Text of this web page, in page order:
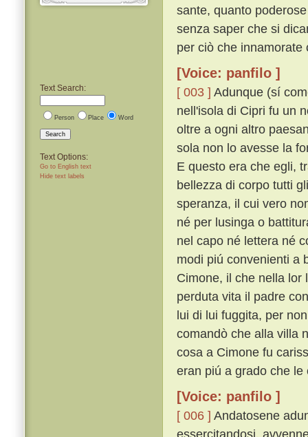
Text Search:
Person Place Word
Search
Text Options:
Go to English text
Hide text labels
sante, quanto
senza saper che si
per ciò che
[Voice: panfilo ]
[ 003 ] Adunque (sí
nell'isola di Cipri fu un
oltre a ogni altro
sola non lo avesse la
E questo era che egli,
bellezza di corpo tutti
speranza, il cui vero
né per lusinga o
nel capo né lettera né
modi piú convenienti a
Cimone, il che nella
perduta vita il padre
lui di lui fuggita, per
comandò che alla villa
cosa a Cimone fu
eran piú a grado che le
[Voice: panfilo ]
[ 006 ] Andatosene
essercitandosi,